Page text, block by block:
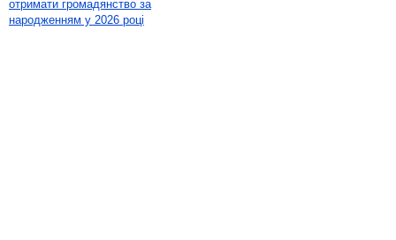
отримати громадянство за
народженням у 2026 році